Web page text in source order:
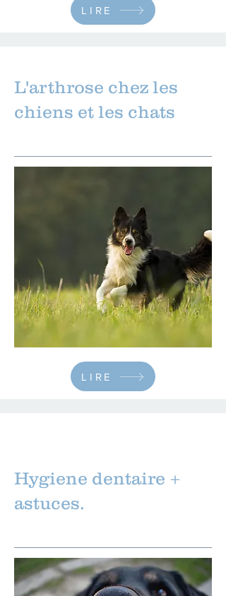
LIRE
L'arthrose chez les
chiens et les chats
LIRE
Hygiene dentaire +
astuces.